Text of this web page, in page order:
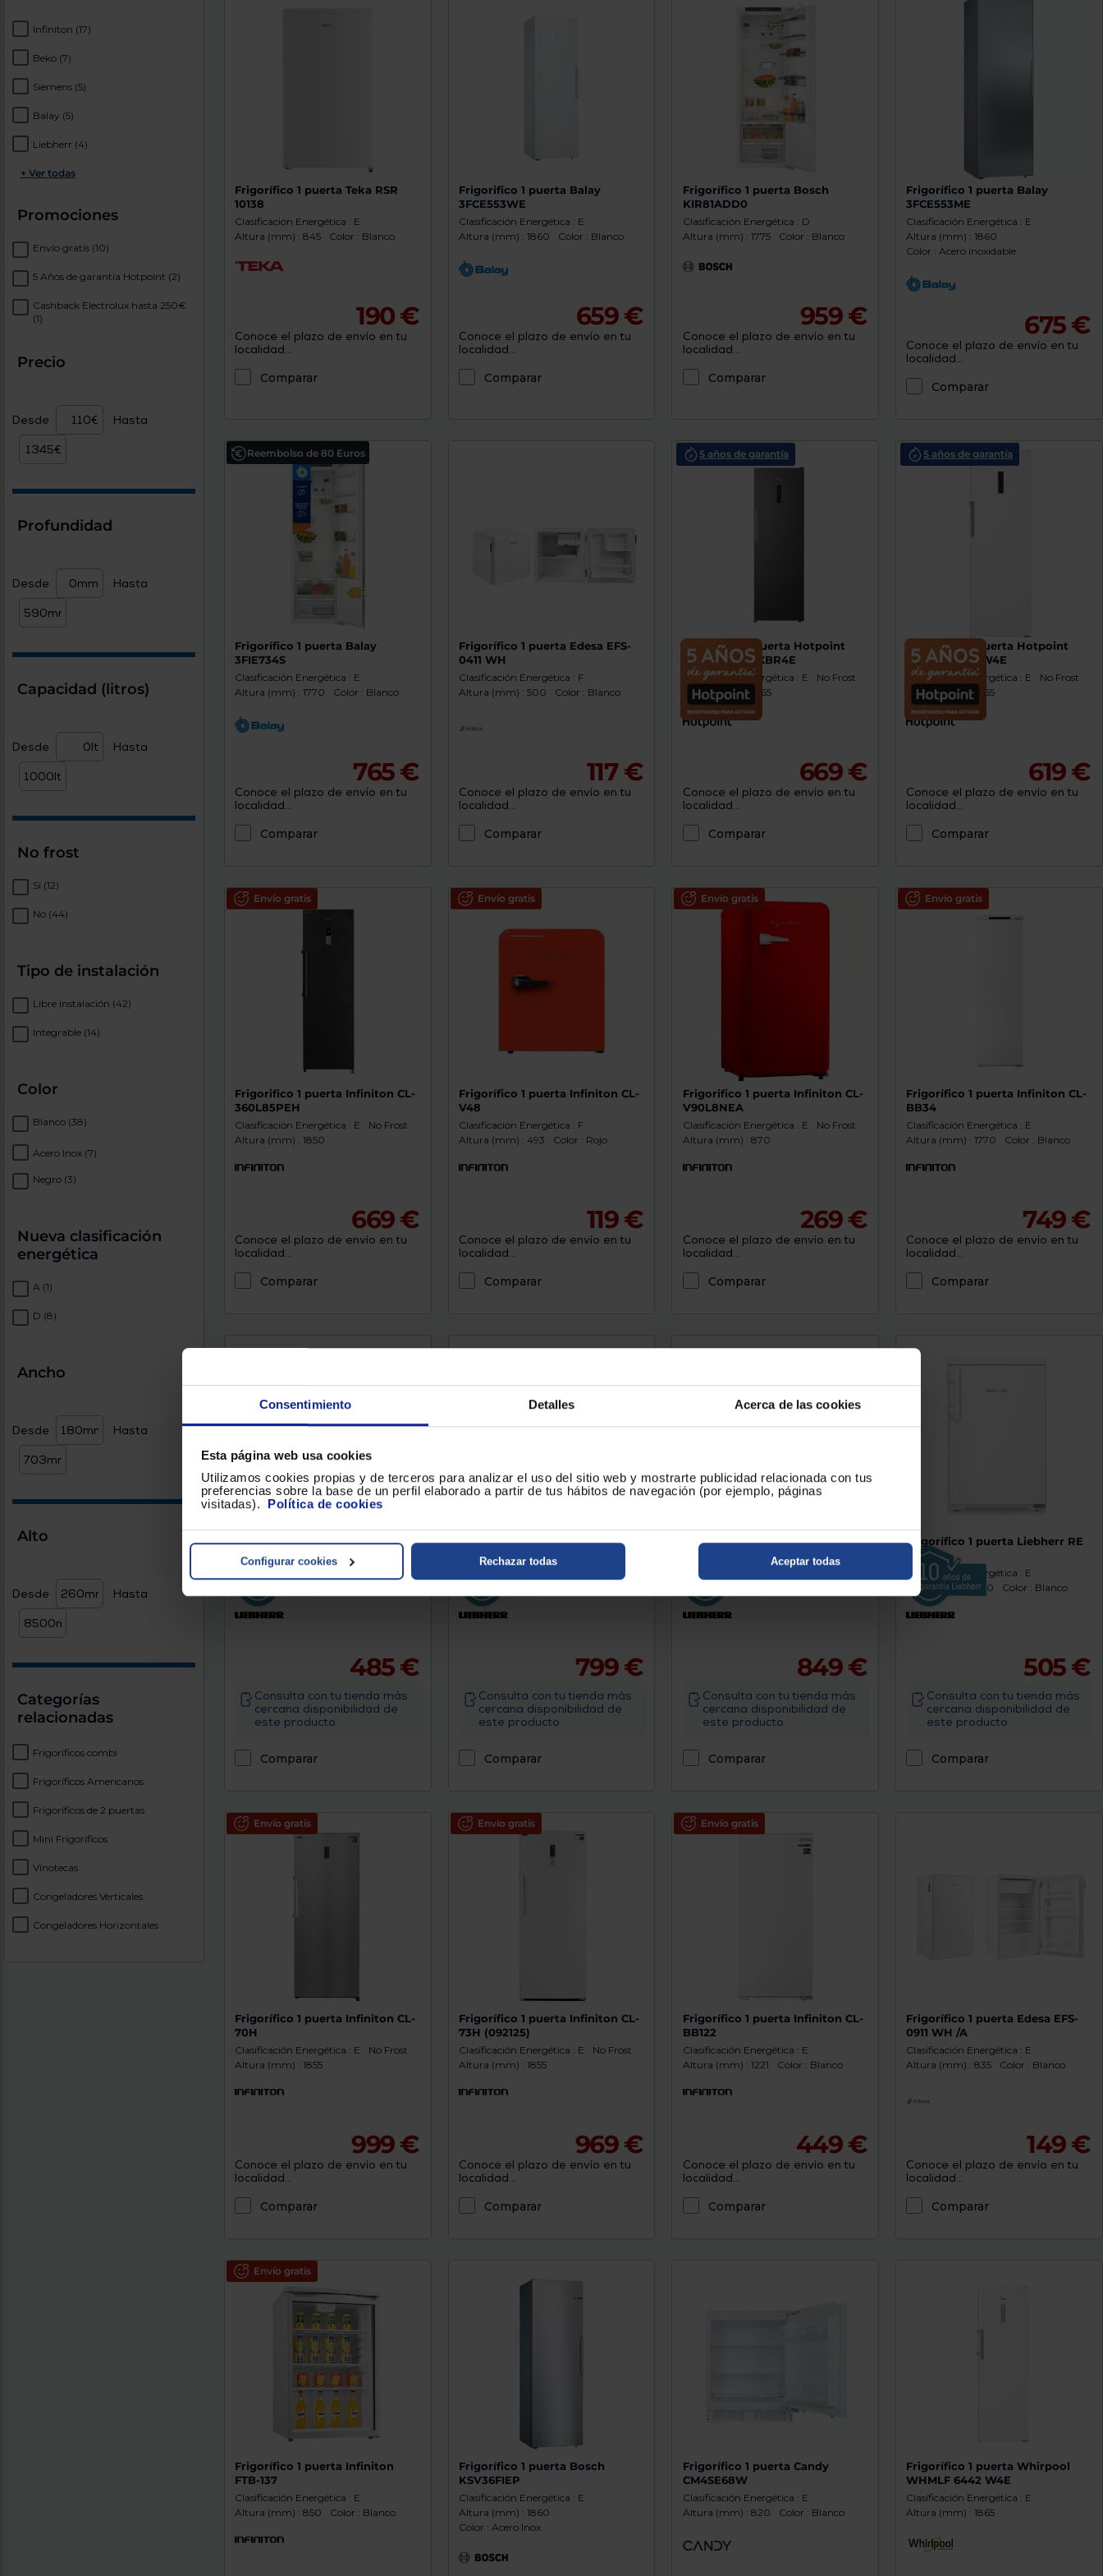
Consentimiento Detalles Acerca de las cookies
Esta página web usa cookies
Utilizamos cookies propias y de terceros para analizar el uso del sitio web y mostrarte publicidad relacionada con tus
preferencias sobre la base de un perfil elaborado a partir de tus hábitos de navegación (por ejemplo, páginas
visitadas). Política de cookies
Rechazar todas
Configurar cookies Aceptar todas
Infiniton (17)
Beko (7)
Siemens (5)
Balay (5)
Liebherr (4)
+ Ver todas
Promociones
Envío gratis (10)
5 Años de garantía Hotpoint (2)
Cashback Electrolux hasta 250€
(1)
Precio
Desde Hasta
Profundidad
Desde Hasta
Capacidad (litros)
Desde Hasta
No frost
Sí (12)
No (44)
Tipo de instalación
Libre instalación (42)
Integrable (14)
Color
Blanco (38)
Acero Inox (7)
Negro (3)
Nueva clasificación
energética
A (1)
D (8)
Ancho
Desde Hasta
Alto
Desde Hasta
Categorías
relacionadas
Frigoríficos combi
Frigoríficos Americanos
Frigoríficos de 2 puertas
Mini Frigorificos
Vinotecas
Congeladores Verticales
Congeladores Horizontales
Frigorífico 1 puerta Teka RSR
10138
Clasificación Energética : E
Altura (mm) : 845
Color : Blanco
190 €
Conoce el plazo de envío en tu
localidad...
Comparar
Frigorifico 1 puerta Balay
3FCE553WE
Clasificación Energética : E
Altura (mm) : 1860
Color : Blanco
659 €
Conoce el plazo de envío en tu
localidad...
Comparar
Frigorífico 1 puerta Bosch
KIR81ADD0
Clasificación Energética : D
Altura (mm) : 1775
Color : Blanco
959 €
Conoce el plazo de envío en tu
localidad...
Comparar
Frigorífico 1 puerta Balay
3FCE553ME
Clasificación Energética : E
Altura (mm) : 1860
Color : Acero inoxidable
675 €
Conoce el plazo de envío en tu
localidad...
Comparar
Reembolso de 80 Euros
Frigorífico 1 puerta Balay
3FIE734S
Clasificación Energética : E
Altura (mm) : 1770
Color : Blanco
765 €
Conoce el plazo de envío en tu
localidad...
Comparar
Frigorífico 1 puerta Edesa EFS-
0411 WH
Clasificación Energética : F
Altura (mm) : 500
Color : Blanco
117 €
Conoce el plazo de envío en tu
localidad...
Comparar
5 años de garantía
Frigorífico 1 puerta Hotpoint
HPMLF 6443 XBR4E
Clasificación Energética : E
No Frost
Altura (mm) : 1865
669 €
Conoce el plazo de envío en tu
localidad...
Comparar
5 años de garantía
Frigorífico 1 puerta Hotpoint
HPMLF 6443 W4E
Clasificación Energética : E
No Frost
Altura (mm) : 1865
619 €
Conoce el plazo de envío en tu
localidad...
Comparar
Envío gratis
Frigorifico 1 puerta Infiniton CL-
360L85PEH
Clasificación Energética : E
No Frost
Altura (mm) : 1850
669 €
Conoce el plazo de envío en tu
localidad...
Comparar
Envío gratis
Frigorífico 1 puerta Infiniton CL-
V48
Clasificación Energética : F
Altura (mm) : 493
Color : Rojo
119 €
Conoce el plazo de envío en tu
localidad...
Comparar
Envío gratis
Frigorifico 1 puerta Infiniton CL-
V90L8NEA
Clasificación Energética : E
No Frost
Altura (mm) : 870
269 €
Conoce el plazo de envío en tu
localidad...
Comparar
Envío gratis
Frigorífico 1 puerta Infiniton CL-
BB34
Clasificación Energética : E
Altura (mm) : 1770
Color : Blanco
749 €
Conoce el plazo de envío en tu
localidad...
Comparar
Frigorífico 1 puerta Liebherr RE
1400
No Frost
485 €
Consulta con tu tienda más
cercana disponibilidad de
este producto
Comparar
Frigorífico 1 puerta Liebherr SRD
5220 PLUS
799 €
Consulta con tu tienda más
cercana disponibilidad de
este producto
Comparar
Frigorífico 1 puerta Liebherr
Clasificación Energética : D
849 €
Consulta con tu tienda más
cercana disponibilidad de
este producto
Comparar
Frigorífico 1 puerta Liebherr RE
1401
Clasificación Energética : E
Altura (mm) : 680
Color : Blanco
505 €
Consulta con tu tienda más
cercana disponibilidad de
este producto
Comparar
Envío gratis
Frigorífico 1 puerta Infiniton CL-
70H
Clasificación Energética : E
No Frost
Altura (mm) : 1855
999 €
Conoce el plazo de envío en tu
localidad...
Comparar
Envío gratis
Frigorífico 1 puerta Infiniton CL-
73H (092125)
Clasificación Energética : E
No Frost
Altura (mm) : 1855
969 €
Conoce el plazo de envío en tu
localidad...
Comparar
Envío gratis
Frigorífico 1 puerta Infiniton CL-
BB122
Clasificación Energética : E
Altura (mm) : 1221
Color : Blanco
449 €
Conoce el plazo de envío en tu
localidad...
Comparar
Frigorífico 1 puerta Edesa EFS-
0911 WH /A
Clasificación Energética : E
Altura (mm) : 835
Color : Blanco
149 €
Conoce el plazo de envío en tu
localidad...
Comparar
Envío gratis
Frigorífico 1 puerta Infiniton
FTB-137
Clasificación Energética : E
Altura (mm) : 850
Color : Blanco
Frigorífico 1 puerta Bosch
KSV36FIEP
Clasificación Energética : E
Altura (mm) : 1860
Color : Acero Inox
Frigorífico 1 puerta Candy
CM4SE68W
Clasificación Energética : E
Altura (mm) : 820
Color : Blanco
Frigorífico 1 puerta Whirpool
WHMLF 6442 W4E
Clasificación Energética : E
Altura (mm) : 1865